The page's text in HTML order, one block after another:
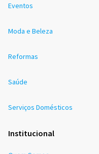
Eventos
Moda e Beleza
Reformas
Saúde
Serviços Domésticos
Institucional